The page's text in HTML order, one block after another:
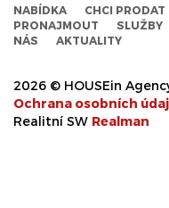
NABÍDKA CHCI PRODAT
PRONAJMOUT
SLUŽBY
NÁS
AKTUALITY
2026 © HOUSEin
Ochrana osobních
Realitní SW Realman